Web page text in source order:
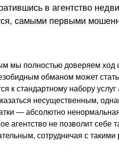
в агентство
самыми первыми
мы полностью доверяем ход
обманом может
к стандартному набору
несущественным,
— абсолютно
агентство не позволит себе
сотрудничая с такими